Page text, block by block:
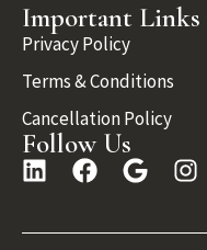
Important Links
Privacy Policy
Terms & Conditions
Cancellation Policy
Follow Us